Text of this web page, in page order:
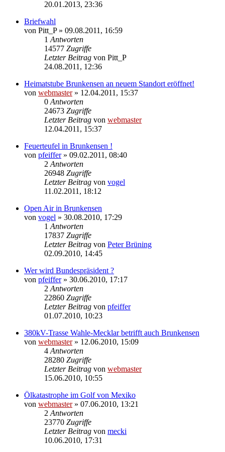
20.01.2013, 23:36
Briefwahl
von Pitt_P» 09.08.2011, 16:59
1 Antworten
14577 Zugriffe
Letzter Beitrag von Pitt_P
24.08.2011, 12:36
Heimatstube Brunkensen an neuem Standort eröffnet!
von webmaster» 12.04.2011, 15:37
0 Antworten
24673 Zugriffe
Letzter Beitrag von webmaster
12.04.2011, 15:37
Feuerteufel in Brunkensen !
von pfeiffer» 09.02.2011, 08:40
2 Antworten
26948 Zugriffe
Letzter Beitrag von vogel
11.02.2011, 18:12
Open Air in Brunkensen
von vogel » 30.08.2010, 17:29
1 Antworten
17837 Zugriffe
Letzter Beitrag von Peter Brüning
02.09.2010, 14:45
Wer wird Bundespräsident ?
von pfeiffer» 30.06.2010, 17:17
2 Antworten
22860 Zugriffe
Letzter Beitrag von pfeiffer
01.07.2010, 10:23
380kV-Trasse Wahle-Mecklar betrifft auch Brunkensen
von webmaster» 12.06.2010, 15:09
4 Antworten
28280 Zugriffe
Letzter Beitrag von webmaster
15.06.2010, 10:55
Ölkatastrophe im Golf von Mexiko
von webmaster» 07.06.2010, 13:21
2 Antworten
23770 Zugriffe
Letzter Beitrag von mecki
10.06.2010, 17:31